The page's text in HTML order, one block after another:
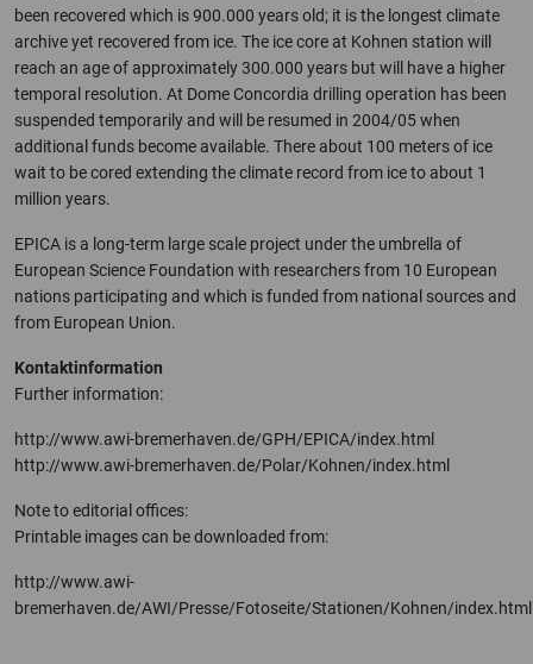
been recovered which is 900.000 years old; it is the longest climate
archive yet recovered from ice. The ice core at Kohnen station will
reach an age of approximately 300.000 years but will have a higher
temporal resolution. At Dome Concordia drilling operation has been
suspended temporarily and will be resumed in 2004/05 when
additional funds become available. There about 100 meters of ice
wait to be cored extending the climate record from ice to about 1
million years.
EPICA is a long-term large scale project under the umbrella of
European Science Foundation with researchers from 10 European
nations participating and which is funded from national sources and
from European Union.
Kontaktinformation
Further information:
http://www.awi-bremerhaven.de/GPH/EPICA/index.html
http://www.awi-bremerhaven.de/Polar/Kohnen/index.html
Note to editorial offices:
Printable images can be downloaded from:
http://www.awi-
bremerhaven.de/AWI/Presse/Fotoseite/Stationen/Kohnen/index.html